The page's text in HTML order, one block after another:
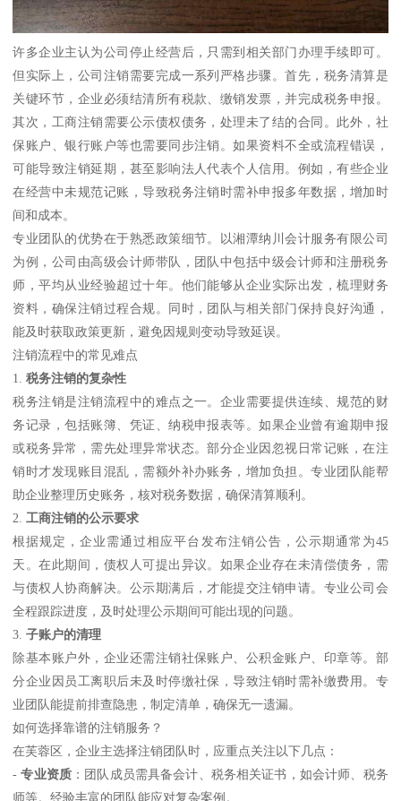
许多企业主认为公司停止经营后，只需到相关部门办理手续即可。
但实际上，公司注销需要完成一系列严格步骤。首先，税务清算是
关键环节，企业必须结清所有税款、缴销发票，并完成税务申报。
其次，工商注销需要公示债权债务，处理未了结的合同。此外，社
保账户、银行账户等也需要同步注销。如果资料不全或流程错误，
可能导致注销延期，甚至影响法人代表个人信用。例如，有些企业
在经营中未规范记账，导致税务注销时需补申报多年数据，增加时
间和成本。
专业团队的优势在于熟悉政策细节。以湘潭纳川会计服务有限公司
为例，公司由高级会计师带队，团队中包括中级会计师和注册税务
师，平均从业经验超过十年。他们能够从企业实际出发，梳理财务
资料，确保注销过程合规。同时，团队与相关部门保持良好沟通，
能及时获取政策更新，避免因规则变动导致延误。
注销流程中的常见难点
1.税务注销的复杂性
税务注销是注销流程中的难点之一。企业需要提供连续、规范的财
务记录，包括账簿、凭证、纳税申报表等。如果企业曾有逾期申报
或税务异常，需先处理异常状态。部分企业因忽视日常记账，在注
销时才发现账目混乱，需额外补办账务，增加负担。专业团队能帮
助企业整理历史账务，核对税务数据，确保清算顺利。
2.工商注销的公示要求
根据规定，企业需通过相应平台发布注销公告，公示期通常为45
天。在此期间，债权人可提出异议。如果企业存在未清偿债务，需
与债权人协商解决。公示期满后，才能提交注销申请。专业公司会
全程跟踪进度，及时处理公示期间可能出现的问题。
3.子账户的清理
除基本账户外，企业还需注销社保账户、公积金账户、印章等。部
分企业因员工离职后未及时停缴社保，导致注销时需补缴费用。专
业团队能提前排查隐患，制定清单，确保无一遗漏。
如何选择靠谱的注销服务？
在芙蓉区，企业主选择注销团队时，应重点关注以下几点：
-专业资质 ：团队成员需具备会计、税务相关证书，如会计师、税务
师等。经验丰富的团队能应对复杂案例。